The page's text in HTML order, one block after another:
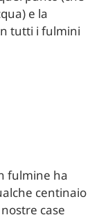
e la
tutti i fulmini
fulmine ha
centinaio
case